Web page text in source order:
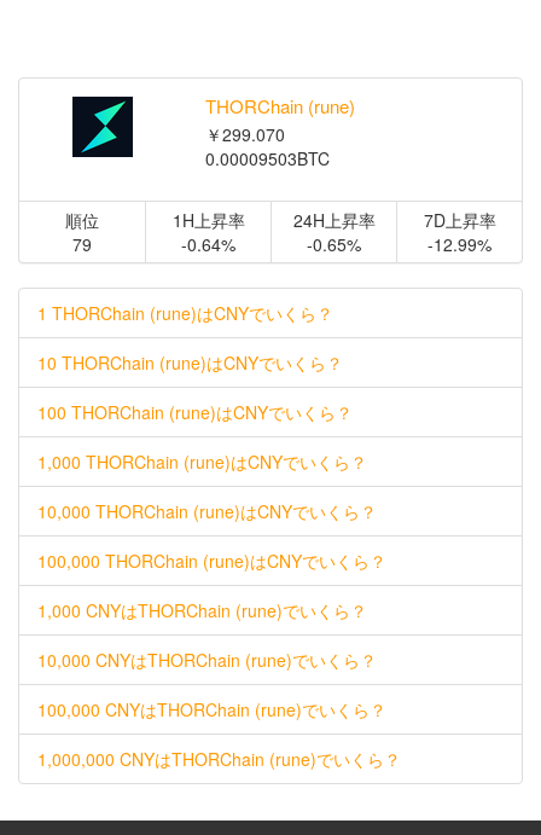
THORChain (rune)
￥299.070
0.00009503BTC
順位
79
1H上昇率
-0.64%
24H上昇率
-0.65%
7D上昇率
-12.99%
1 THORChain (rune)はCNYでいくら？
10 THORChain (rune)はCNYでいくら？
100 THORChain (rune)はCNYでいくら？
1,000 THORChain (rune)はCNYでいくら？
10,000 THORChain (rune)はCNYでいくら？
100,000 THORChain (rune)はCNYでいくら？
1,000 CNYはTHORChain (rune)でいくら？
10,000 CNYはTHORChain (rune)でいくら？
100,000 CNYはTHORChain (rune)でいくら？
1,000,000 CNYはTHORChain (rune)でいくら？